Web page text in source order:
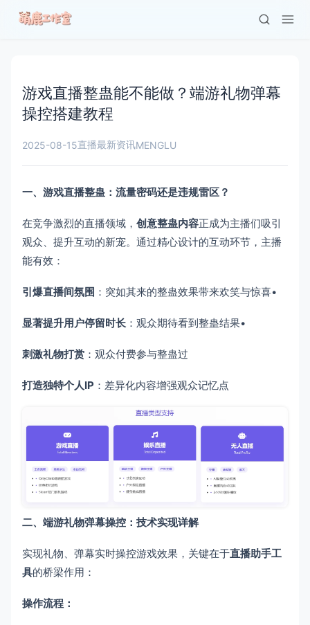
游戏直播整蛊能不能做？端游礼物弹幕
操控搭建教程
2025-08-15直播最新资讯MENGLU
一、游戏直播整蛊：流量密码还是违规雷区？​
在竞争激烈的直播领域，​ 创意整蛊内容正成为主播们吸引
观众、提升互动的新宠。通过精心设计的互动环节，主播
能有效：
引爆直播间氛围 ​：突如其来的整蛊效果带来欢笑与惊喜•
显著提升用户停留时长 ​：观众期待看到整蛊结果•
刺激礼物打赏 ​：观众付费参与整蛊过
打造独特个人IP ​：差异化内容增强观众记忆点
二、端游礼物弹幕操控：技术实现详解
实现礼物、弹幕实时操控游戏效果，关键在于直播助手工
具的桥梁作用：
操作流程：​